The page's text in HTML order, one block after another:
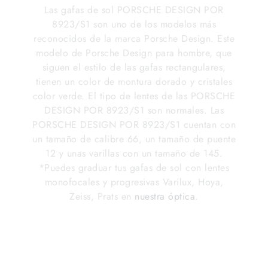
Las gafas de sol PORSCHE DESIGN POR
8923/S1 son uno de los modelos más
reconocidos de la marca Porsche Design. Este
modelo de Porsche Design para hombre, que
siguen el estilo de las gafas rectangulares,
tienen un color de montura dorado y cristales
color verde. El tipo de lentes de las PORSCHE
DESIGN POR 8923/S1 son normales. Las
PORSCHE DESIGN POR 8923/S1 cuentan con
un tamaño de calibre 66, un tamaño de puente
12 y unas varillas con un tamaño de 145.
*Puedes graduar tus gafas de sol con lentes
monofocales y progresivas Varilux, Hoya,
Zeiss, Prats en nuestra óptica.